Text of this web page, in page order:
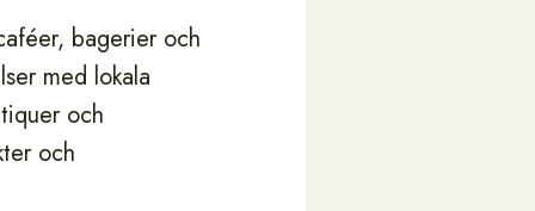
bagerier och
med lokala
och
och